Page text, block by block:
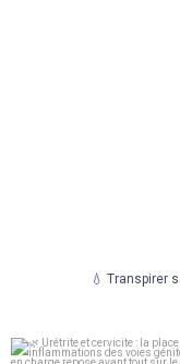
💧 Transpirer
🌿